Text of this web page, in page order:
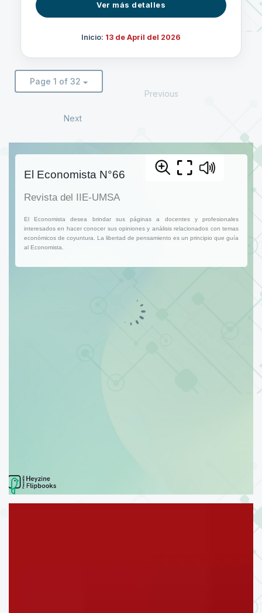
Ver más detalles
Inicio: 13 de April del 2026
Page 1 of 32
Previous
Next